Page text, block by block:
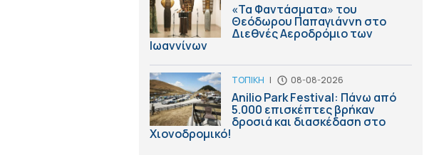
«Τα Φαντάσματα» του
Θεόδωρου Παπαγιάννη στο
Διεθνές Αεροδρόμιο των
Ιωαννίνων
ΤΟΠΙΚΗ | 08-08-2026
Anilio Park Festival: Πάνω από
5.000 επισκέπτες βρήκαν
δροσιά και διασκέδαση στο
Χιονοδρομικό!